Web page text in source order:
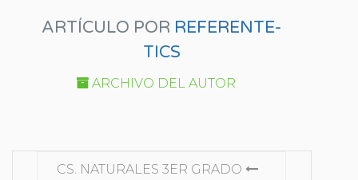
ARTÍCULO POR REFERENTE-
TICS
ARCHIVO DEL AUTOR
SEGUIR
CS. NATURALES 3ER GRADO